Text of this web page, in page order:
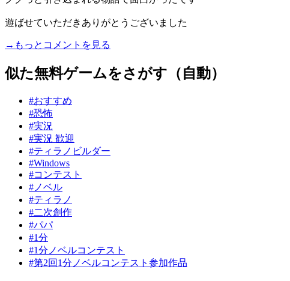
遊ばせていただきありがとうございました
→もっとコメントを見る
似た無料ゲームをさがす（自動）
#おすすめ
#恐怖
#実況
#実況 歓迎
#ティラノビルダー
#Windows
#コンテスト
#ノベル
#ティラノ
#二次創作
#パパ
#1分
#1分ノベルコンテスト
#第2回1分ノベルコンテスト参加作品